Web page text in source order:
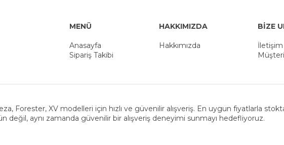
MENÜ
Anasayfa
Sipariş Takibi
HAKKIMIZDA
Hakkımızda
BİZE
İletişim
Forester, XV modelleri için hızlı ve güvenilir alışveriş. En uygun fiyatlarla
aynı zamanda güvenilir bir alışveriş deneyimi sunmayı hedefliyoruz.